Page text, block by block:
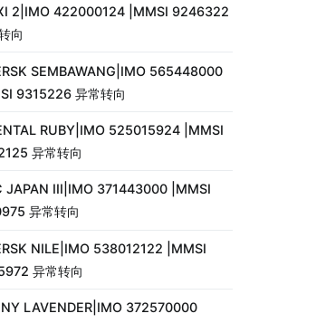
2|IMO 422000124 |MMSI 9246322
向
SEMBAWANG|IMO 565448000
9315226 异常转向
RUBY|IMO 525015924 |MMSI
异常转向
JAPAN III|IMO 371443000 |MMSI
异常转向
NILE|IMO 538012122 |MMSI
异常转向
LAVENDER|IMO 372570000